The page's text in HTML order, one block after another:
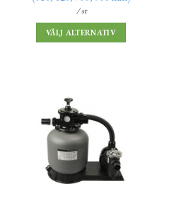
/ st
VÄLJ ALTERNATIV